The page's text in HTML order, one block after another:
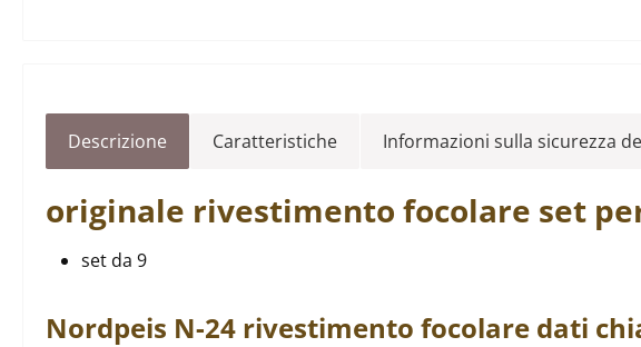
Descrizione Caratteristiche Informazioni sulla sicurezza
originale rivestimento focolare set
set da 9
Nordpeis N-24 rivestimento focolare dati